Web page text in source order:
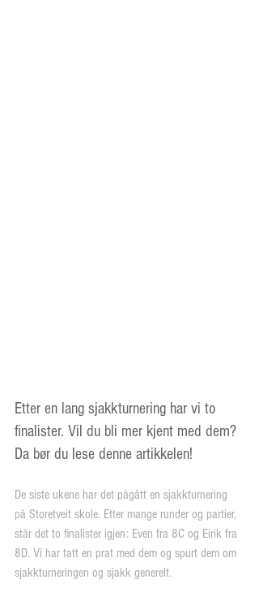
Etter en lang sjakkturnering har vi to
finalister. Vil du bli mer kjent med dem?
Da bør du lese denne artikkelen!
De siste ukene har det pågått en sjakkturnering
på Storetveit skole. Etter mange runder og partier,
står det to finalister igjen: Even fra 8C og Eirik fra
8D. Vi har tatt en prat med dem og spurt dem om
sjakkturneringen og sjakk generelt.